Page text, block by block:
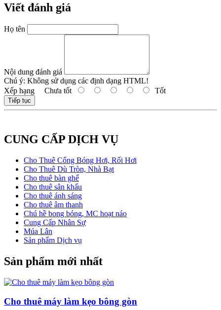
Viết đánh giá
Họ tên
Nội dung đánh giá
Chú ý: Không sử dụng các định dạng HTML!
Xếp hạng Chưa tốt Tốt
Tiếp tục
CUNG CẤP DỊCH VỤ
Cho Thuê Cổng Bóng Hơi, Rối Hơi
Cho Thuê Dù Tròn, Nhà Bạt
Cho thuê bàn ghế
Cho thuê sân khấu
Cho thuê ánh sáng
Cho thuê âm thanh
Chú hề bong bóng, MC hoạt náo
Cung Cấp Nhân Sự
Múa Lân
Sản phẩm Dịch vụ
Sản phẩm mới nhất
Cho thuê máy làm kẹo bông gòn